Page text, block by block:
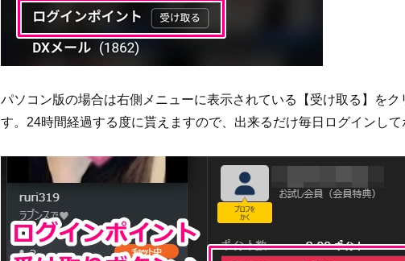
パソコン版の場合は右側メニューに表示されている【受け取る】を
す。24時間経過する度に貰えますので、出来るだけ毎日ログインして